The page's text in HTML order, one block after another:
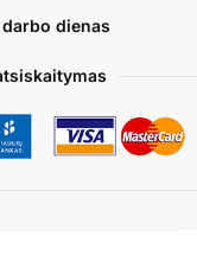
dienas